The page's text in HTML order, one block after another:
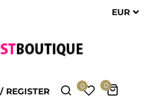
EUR
REGISTER 0 0